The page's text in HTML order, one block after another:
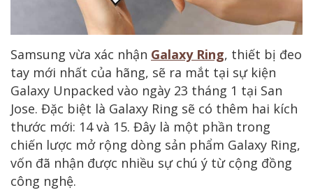
Samsung vừa xác nhận Galaxy Ring, thiết bị đeo
tay mới nhất của hãng, sẽ ra mắt tại sự kiện
Galaxy Unpacked vào ngày 23 tháng 1 tại San
Jose. Đặc biệt là Galaxy Ring sẽ có thêm hai kích
thước mới: 14 và 15. Đây là một phần trong
chiến lược mở rộng dòng sản phẩm Galaxy Ring,
vốn đã nhận được nhiều sự chú ý từ cộng đồng
công nghệ.